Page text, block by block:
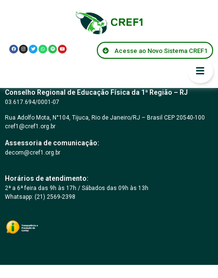
Acesse ao Novo Sistema CREF1
CARTA CONVITE Nº
08/2018
Conselho Regional de Educação Física da 1ª Região – RJ
03.617.694/0001-07
Rua Adolfo Mota, N°104, Tijuca, Rio de Janeiro/RJ – Brasil CEP 20540-100
cref1@cref1.org.br
Assessoria de comunicação:
decom@cref1.org.br
Horários de atendimento:
2ª a 6ª feira das 9h às 17h / Sábados das 09h às 13h
Whatsapp: (21) 2569-2398